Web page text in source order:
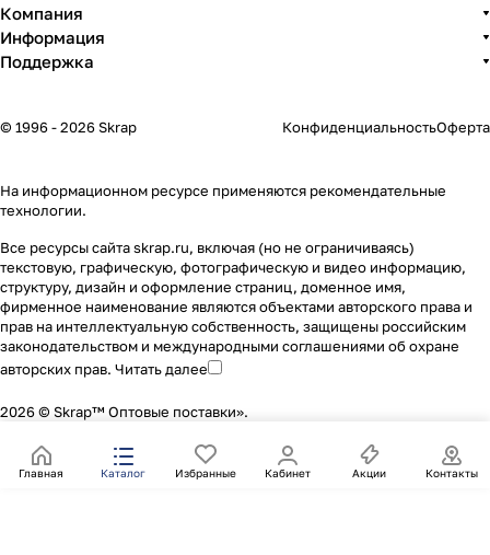
Компания
Информация
Поддержка
© 1996 - 2026 Skrap КонфиденциальностьОферта
На информационном ресурсе применяются рекомендательные
технологии.
Все ресурсы сайта skrap.ru, включая (но не ограничиваясь)
текстовую, графическую, фотографическую и видео информацию,
структуру, дизайн и оформление страниц, доменное имя,
фирменное наименование являются объектами авторского права и
прав на интеллектуальную собственность, защищены российским
законодательством и международными соглашениями об охране
авторских прав. Читать далее
2026 © Skrap™ Оптовые поставки».
Главная Каталог Избранные Кабинет Акции Контакты